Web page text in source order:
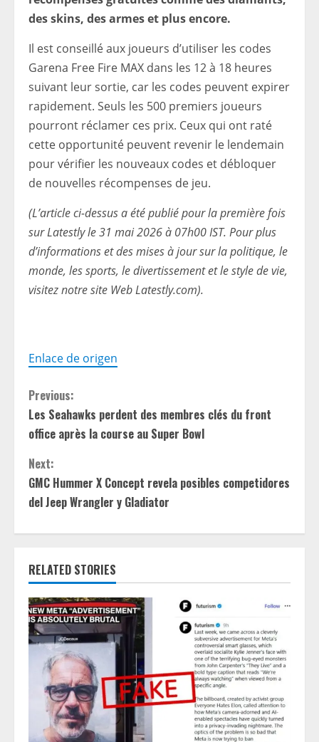
des skins, des armes et plus encore.
Il est conseillé aux joueurs d’utiliser les codes
Garena Free Fire MAX dans les 12 à 18 heures
suivant leur sortie, car les codes peuvent expirer
rapidement. Seuls les 500 premiers joueurs
pourront réclamer ces prix. Ceux qui ont raté
cette opportunité peuvent revenir le lendemain
pour vérifier les nouveaux codes et débloquer
de nouvelles récompenses de jeu.
(L’article ci-dessus a été publié pour la première fois
sur Latestly le 31 mai 2026 à 07h00 IST. Pour plus
d’informations et des mises à jour sur la politique, le
monde, les sports, le divertissement et le style de vie,
visitez notre site Web Latestly.com).
Enlace de origen
C
o
n
t
u
e
R
Previous:
Les Seahawks perdent des membres clés du front
office après la course au Super Bowl
Next:
GMC Hummer X Concept revela posibles competidores
del Jeep Wrangler y Gladiator
RELATED STORIES